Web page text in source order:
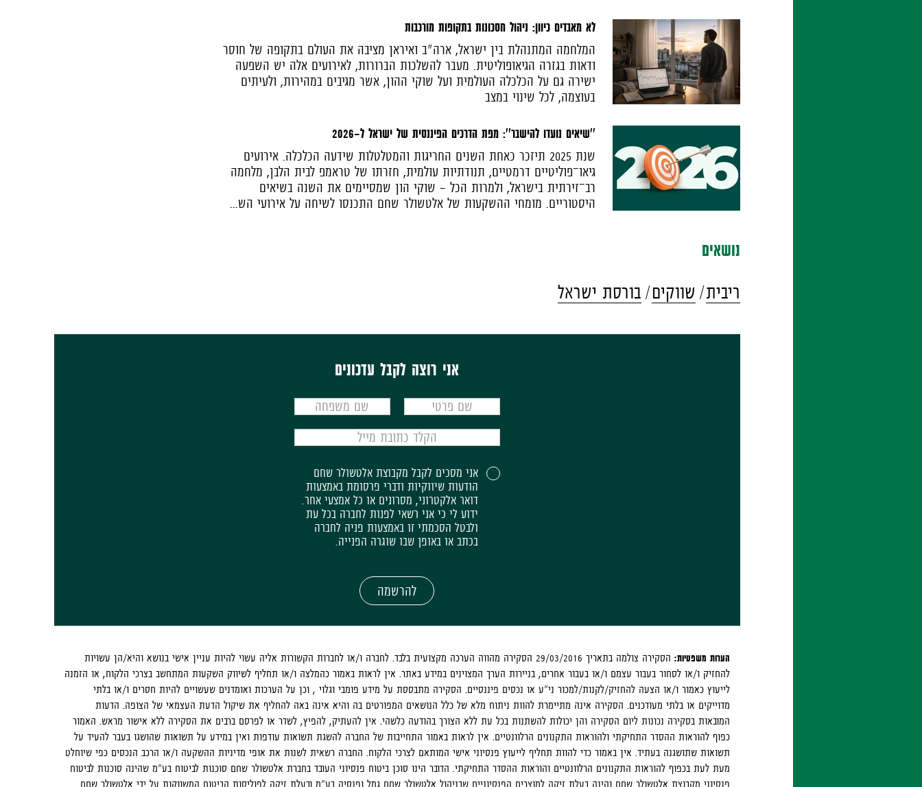
לא מאבדים כיוון: ניהול חסכונות בתקופות מורכבות
המלחמה המתנהלת בין ישראל, ארה"ב ואיראן מציבה את העולם בתקופה של חוסר
ודאות בגזרה הגיאופוליטית. מעבר להשלכות הברורות, לאירועים אלה יש השפעה
ישירה גם על הכלכלה העולמית ועל שוקי ההון, אשר מגיבים במהירות, ולעיתים
בעוצמה, לכל שינוי במצב
''שיאים נועדו להישבר'': מפת הדרכים הפיננסית של ישראל ל-2026
שנת 2025 תיזכר כאחת השנים החריגות והמטלטלות שידעה הכלכלה. אירועים
גיאו־פוליטיים דרמטיים, תנודתיות עולמית, חזרתו של טראמפ לבית הלבן, מלחמה
רב־זירתית בישראל, ולמרות הכל - שוקי הון שמסיימים את השנה בשיאים
היסטוריים. מומחי ההשקעות של אלטשולר שחם התכנסו לשיחה על אירועי הש...
נושאים
ריבית שווקים בורסת ישראל
אני רוצה לקבל עדכונים
אני מסכים לקבל מקבוצת אלטשולר שחם
הודעות שיווקיות ודברי פרסומת באמצעות
דואר אלקטרוני, מסרונים או כל אמצעי אחר.
ידוע לי כי אני רשאי לפנות לחברה בכל עת
ולבטל הסכמתי זו באמצעות פניה לחברה
בכתב או באופן שבו שוגרה הפנייה.
להרשמה
הערות משפטיות:
הסקירה צולמה בתאריך 29/03/2016 הסקירה מהווה הערכה מקצועית בלבד. לחברה ו/או לחברות הקשורות אליה עשוי להיות עניין אישי בנושא והיא/הן עשויות
להחזיק ו/או לסחור בעבור עצמם ו/או בעבור אחרים, בניירות הערך המצוינים במידע באתר. אין לראות באמור כהמלצה ו/או תחליף לשיווק השקעות המתחשב בצרכי הלקוח, או הזמנה
לייעוץ כאמור ו/או הצעה להחזיק/לקנות/למכור ני"ע או נכסים פיננסיים. הסקירה מתבססת על מידע פומבי וגלוי , וכן על הערכות ואומדנים שעשויים להיות חסרים ו/או בלתי
מדוייקים או בלתי מעודכנים. הסקירה אינה מתיימרת להוות ניתוח מלא של כלל הנושאים המפורטים בה והיא אינה באה להחליף את שיקול הדעת העצמאי של הצופה. הדעות
המובאות בסקירה נכונות ליום הסקירה והן יכולות להשתנות בכל עת ללא הצורך בהודעה כלשהי. אין להעתיק, להפיץ, לשדר או לפרסם ברבים את הסקירה ללא אישור מראש. האמור
כפוף להוראות ההסדר התחיקתי ולהוראות התקנונים הרלוונטיים. אין לראות באמור התחייבות של החברה להשגת תשואות עודפות ואין במידע על תשואות שהושגו בעבר להעיד על
תשואות שתושגנה בעתיד. אין באמור כדי להוות תחליף לייעוץ פנסיוני אישי המותאם לצרכי הלקוח. החברה רשאית לשנות את אופי מדיניות ההשקעה ו/או הרכב הנכסים כפי שיוחלט
מעת לעת בכפוף להוראות התקנונים הרלוונטיים והוראות ההסדר התחיקתי. הדובר הינו סוכן ביטוח פנסיוני העובד בחברת אלטשולר שחם סוכנות לביטוח בע"מ שהינה סוכנות לביטוח
פנסיוני מקבוצת אלטשולר שחם והינה בעלת זיקה למוצרים הפנסיוניים שבניהול אלטשולר שחם גמל ופנסיה בע"מ ובעלת זיקה לפוליסות הביטוח המשווקות על ידי אלטשולר שחם